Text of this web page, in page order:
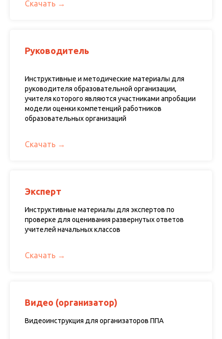
Скачать
Руководитель
Инструктивные и методические материалы для
руководителя образовательной организации,
учителя которого являются участниками апробации
модели оценки компетенций работников
образовательных организаций
Скачать
Эксперт
Инструктивные материалы для экспертов по
проверке для оценивания развернутых ответов
учителей начальных классов
Скачать
Видео (организатор)
Видеоинструкция для организаторов ППА